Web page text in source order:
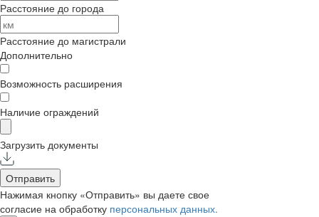
Расстояние до города
Расстояние до магистрали
Дополнительно
Возможность расширения
Наличие ограждений
Загрузить документы
Отправить
Нажимая кнопку «Отправить» вы даете свое
согласие на обработку персональных данных.